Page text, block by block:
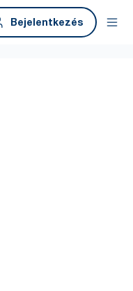
Bejelentkezés